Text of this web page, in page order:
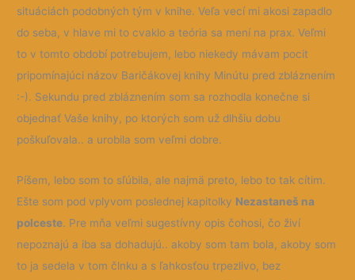
situáciách podobných tým v knihe. Veľa vecí mi akosi zapadlo
do seba, v hlave mi to cvaklo a teória sa mení na prax. Veľmi
to v tomto období potrebujem, lebo niekedy mávam pocit
pripomínajúci názov Baričákovej knihy Minútu pred zbláznením
:-). Sekundu pred zbláznením som sa rozhodla konečne si
objednať Vaše knihy, po ktorých som už dlhšiu dobu
poškuľovala.. a urobila som veľmi dobre.
Píšem, lebo som to sľúbila, ale najmä preto, lebo to tak cítim.
Ešte som pod vplyvom poslednej kapitolky Nezastaneš na
polceste. Pre mňa veľmi sugestívny opis čohosi, čo živí
nepoznajú a iba sa dohadujú.. akoby som tam bola, akoby som
to ja sedela v tom člnku a s ľahkosťou trpezlivo, bez